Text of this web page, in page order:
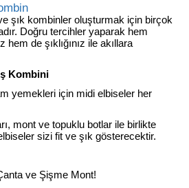
şık kombinler oluşturmak için birçok
Doğru tercihler yaparak hem
de şıklığınız ile akıllara
Kombini
yemekleri için midi elbiseler her
mont ve topuklu botlar ile birlikte
sizi fit ve şık gösterecektir.
ve Şişme Mont!